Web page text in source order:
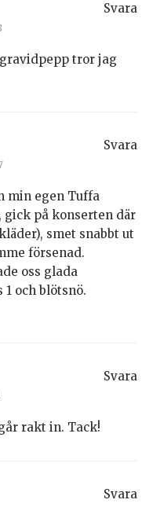
tror jag
Svara
min egen Tuffa
gick på konserten där
smet snabbt ut
försenad.
oss glada
och blötsnö.
Svara
rakt in. Tack!
Svara
Svara